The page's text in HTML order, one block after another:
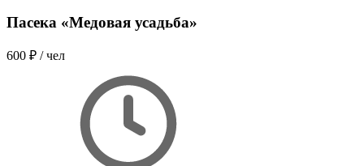
Пасека «Медовая усадьба»
600 ₽ / чел